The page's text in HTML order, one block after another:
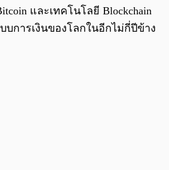
และเทคโนโลยี Blockchain
บการเงินของโลกในอีกไม่กี่ปีข้าง